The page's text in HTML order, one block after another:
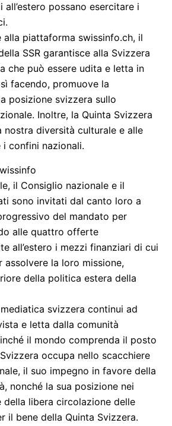
possano esercitare i
piattaforma swissinfo.ch, il
SSR garantisce alla Svizzera
che può essere udita e letta in
facendo, promuove la
posizione svizzera sullo
Inoltre, la Quinta Svizzera
nostra diversità culturale e alle
confini nazionali.
il Consiglio nazionale e il
sono invitati dal canto loro a
del mandato per
alle quattro offerte
all’estero i mezzi finanziari di cui
assolvere la loro missione,
della politica estera della
svizzera continui ad
e letta dalla comunità
il mondo comprenda il posto
occupa nello scacchiere
il suo impegno in favore della
nonché la sua posizione nei
della libera circolazione delle
il bene della Quinta Svizzera.